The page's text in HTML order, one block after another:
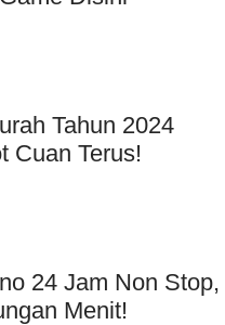
Tahun 2024
Cuan Terus!
24 Jam Non Stop,
Menit!